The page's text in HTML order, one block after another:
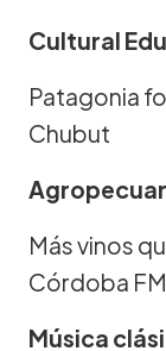
Cultural
Patagonia
Chubut
Más vinos
Córdoba
Música